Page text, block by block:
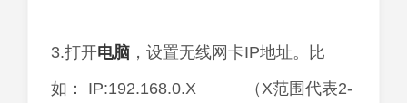
3.打开电脑 ，设置无线网卡IP地址。比
如： IP:192.168.0.X （X范围代表2-